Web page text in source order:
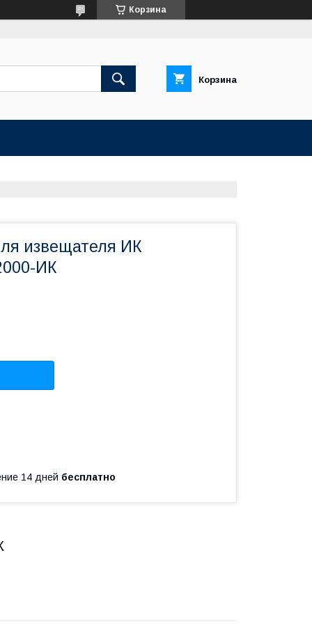
Корзина
Корзина
извещателя ИК
ИК
14 дней бесплатно